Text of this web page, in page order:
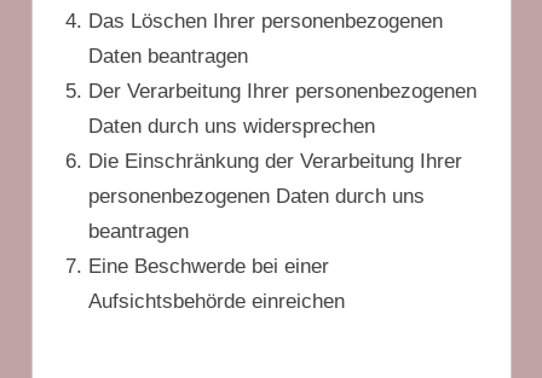
Das Löschen Ihrer personenbezogenen
Daten beantragen
Der Verarbeitung Ihrer personenbezogenen
Daten durch uns widersprechen
Die Einschränkung der Verarbeitung Ihrer
personenbezogenen Daten durch uns
beantragen
Eine Beschwerde bei einer
Aufsichtsbehörde einreichen